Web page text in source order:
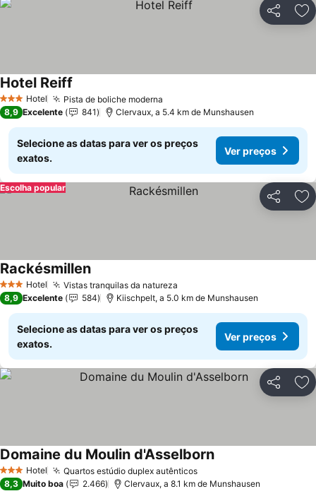
Partilhar
3 EstrelasHotel Pista de boliche moderna
Hotel Reiff
8,9 Excelente 841 Clervaux, a 5.4 km de Munshausen
Selecione as datas para ver os preços
exatos.
Ver preços
Partilhar
Escolha popular
3 EstrelasHotel Vistas tranquilas da natureza
Rackésmillen
8,9 Excelente 584 Kiischpelt, a 5.0 km de Munshausen
Selecione as datas para ver os preços
exatos.
Ver preços
Partilhar
3 EstrelasHotel Quartos estúdio duplex autênticos
Domaine du Moulin d'Asselborn
8,3 Muito boa 2.466 Clervaux, a 8.1 km de Munshausen